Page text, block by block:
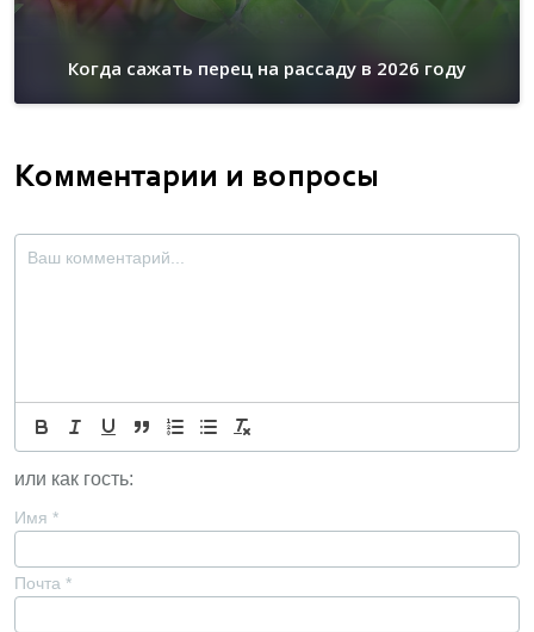
Когда сажать перец на рассаду в 2026 году
Комментарии и вопросы
или как гость:
Имя *
Почта *